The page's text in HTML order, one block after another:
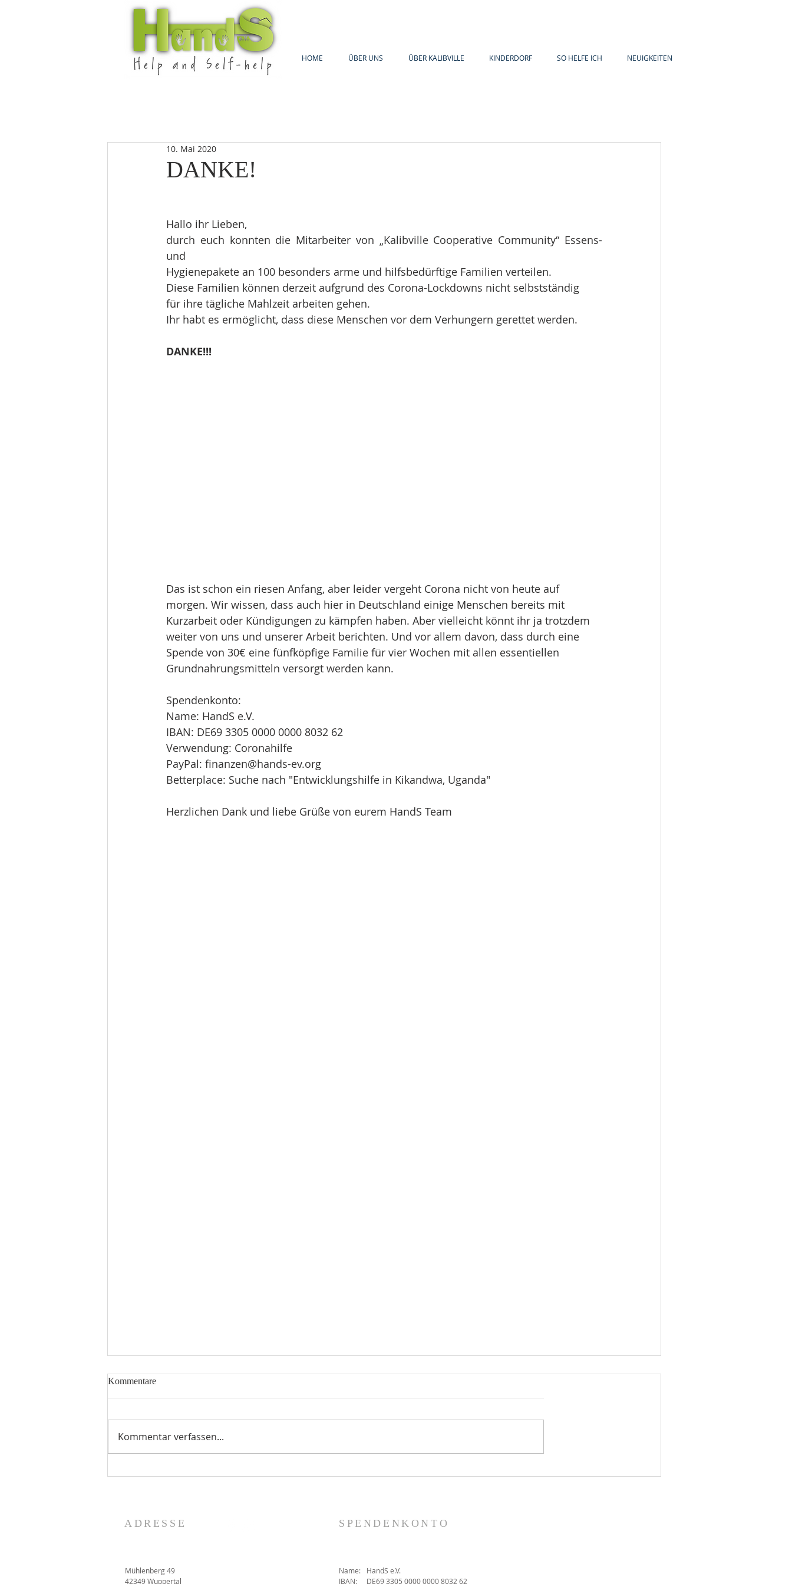
HOME ÜBER UNS ÜBER KALIBVILLE KINDERDORF SO HELFE ICH NEUIGKEITEN
DANKE!
10. Mai 2020
Hallo ihr Lieben,
durch euch konnten die Mitarbeiter von „Kalibville Cooperative Community“ Essens-
und
Hygienepakete an 100 besonders arme und hilfsbedürftige Familien verteilen.
Diese Familien können derzeit aufgrund des Corona-Lockdowns nicht selbstständig
für ihre tägliche Mahlzeit arbeiten gehen.
Ihr habt es ermöglicht, dass diese Menschen vor dem Verhungern gerettet werden.
DANKE!!!
Das ist schon ein riesen Anfang, aber leider vergeht Corona nicht von heute auf
morgen. Wir wissen, dass auch hier in Deutschland einige Menschen bereits mit
Kurzarbeit oder Kündigungen zu kämpfen haben. Aber vielleicht könnt ihr ja trotzdem
weiter von uns und unserer Arbeit berichten. Und vor allem davon, dass durch eine
Spende von 30€ eine fünfköpfige Familie für vier Wochen mit allen essentiellen
Grundnahrungsmitteln versorgt werden kann.
Spendenkonto:
Name: HandS e.V.
IBAN: DE69 3305 0000 0000 8032 62
Verwendung: Coronahilfe
PayPal: finanzen@hands-ev.org
Betterplace: Suche nach "Entwicklungshilfe in Kikandwa, Uganda"
Herzlichen Dank und liebe Grüße von eurem HandS Team
Kommentare
Kommentar verfassen...
ADRESSE
Mühlenberg 49
42349 Wuppertal
SPENDENKONTO
Name:
IBAN:
HandS e.V.
DE69 3305 0000 0000 8032 62